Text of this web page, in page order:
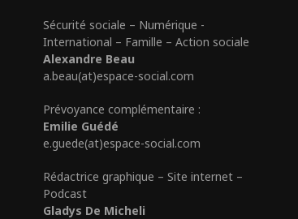
Sécurité sociale – Numérique -
International – Famille – Action sociale
Alexandre Beau
a.beau(at)espace-social.com
Prévoyance complémentaire :
Emilie Guédé
e.guede(at)espace-social.com
Rédactrice graphique – Site internet –
Podcast
Gladys De Micheli